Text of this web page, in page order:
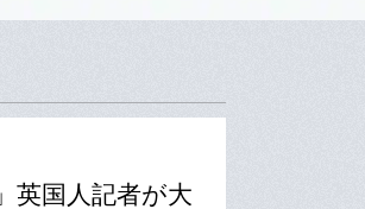
英国人記者が大